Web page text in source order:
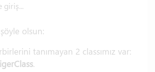
giriş...
olsun:
tanımayan 2 classımız var:
.